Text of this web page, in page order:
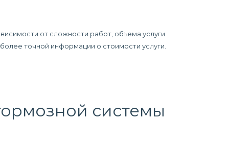
от сложности работ, объема услуги
точной информации о стоимости услуги.
системы